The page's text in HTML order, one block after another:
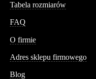
Tabela rozmiarów
FAQ
O firmie
Adres sklepu firmowego
Blog